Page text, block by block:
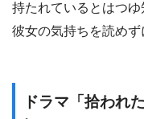
持たれているとはつゆ
彼女の気持ちを読めず
ドラマ「拾われ